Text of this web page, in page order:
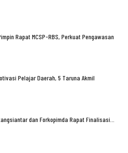
Rapat MCSP-RBS, Perkuat Pengawasan
Pelajar Daerah, 5 Taruna Akmil
dan Forkopimda Rapat Finalisasi…